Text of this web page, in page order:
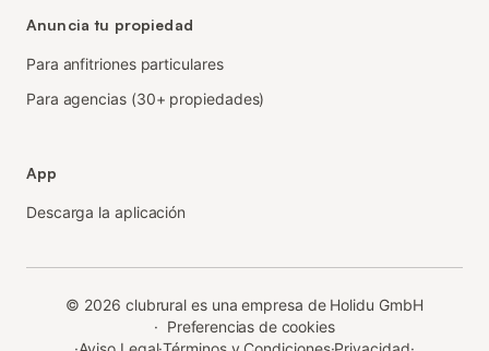
Anuncia tu propiedad
Para anfitriones particulares
Para agencias (30+ propiedades)
App
Descarga la aplicación
© 2026 clubrural es una empresa de Holidu GmbH
· Preferencias de cookies